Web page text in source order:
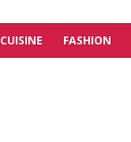
CUISINE FASHION